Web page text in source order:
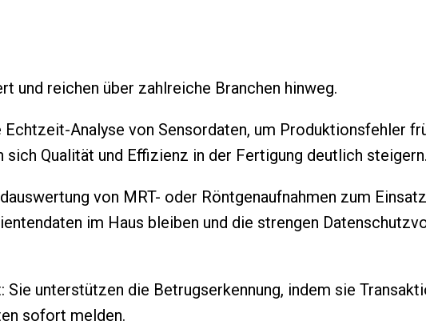
und reichen über zahlreiche Branchen hinweg.
Analyse von Sensordaten, um Produktionsfehler
Qualität und Effizienz in der Fertigung deutlich
von MRT- oder Röntgenaufnahmen zum
im Haus bleiben und die strengen
Sie unterstützen die Betrugserkennung, indem sie
sofort melden.